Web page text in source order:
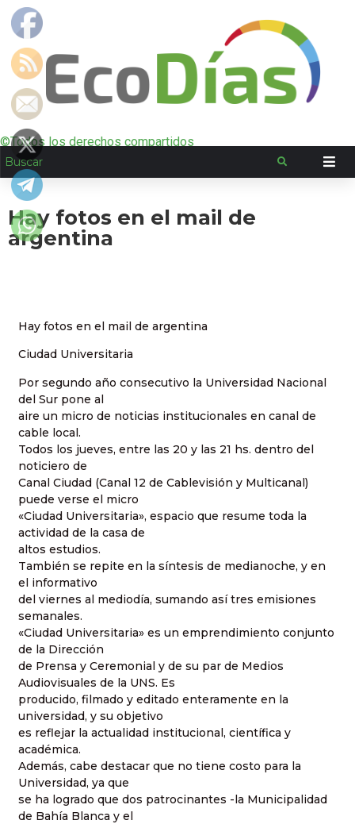
©Todos los derechos compartidos
Hay fotos en el mail de
argentina
Hay fotos en el mail de argentina
Ciudad Universitaria
Por segundo año consecutivo la Universidad Nacional
del Sur pone al
aire un micro de noticias institucionales en canal de
cable local.
Todos los jueves, entre las 20 y las 21 hs. dentro del
noticiero de
Canal Ciudad (Canal 12 de Cablevisión y Multicanal)
puede verse el micro
«Ciudad Universitaria», espacio que resume toda la
actividad de la casa de
altos estudios.
También se repite en la síntesis de medianoche, y en
el informativo
del viernes al mediodía, sumando así tres emisiones
semanales.
«Ciudad Universitaria» es un emprendimiento conjunto
de la Dirección
de Prensa y Ceremonial y de su par de Medios
Audiovisuales de la UNS. Es
producido, filmado y editado enteramente en la
universidad, y su objetivo
es reflejar la actualidad institucional, científica y
académica.
Además, cabe destacar que no tiene costo para la
Universidad, ya que
se ha logrado que dos patrocinantes -la Municipalidad
de Bahía Blanca y el